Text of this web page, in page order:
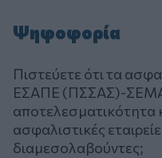
Ψηφοφορία
Πιστεύετε ότι τα
ΕΣΑΠΕ (ΠΣΣΑΣ)-
αποτελεσματικότητα
ασφαλιστικές
διαμεσολαβούντες;